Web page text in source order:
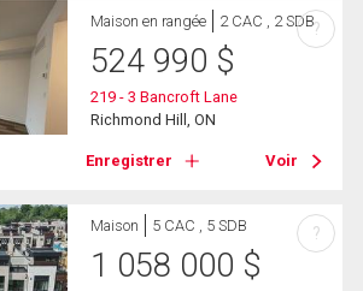
Maison en rangée 2 CAC , 2 SDB
524 990 $
219 - 3 Bancroft Lane
Richmond Hill, ON
Enregistrer Voir
?
Maison 5 CAC , 5 SDB
1 058 000 $
?